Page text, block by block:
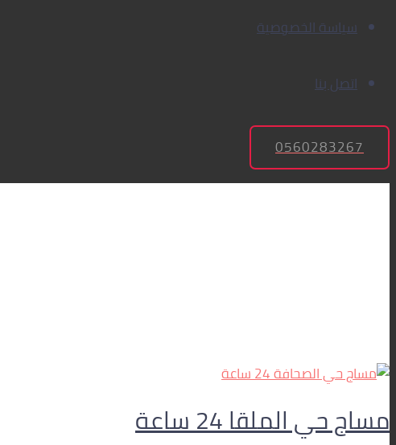
سياسة الخصوصية
اتصل بنا
0560283267
مساج حي الملقا 24 ساعة